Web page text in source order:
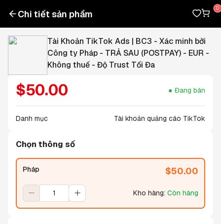
Chi tiết sản phẩm
Tài Khoản TikTok Ads | BC3 - Xác minh bởi
Công ty Pháp - TRẢ SAU (POSTPAY) - EUR -
Không thuế - Độ Trust Tối Đa
$50.00 Đang bán
Danh mục Tài khoản quảng cáo TikTok
Chọn thông số
Pháp $50.00
Kho hàng: Còn hàng